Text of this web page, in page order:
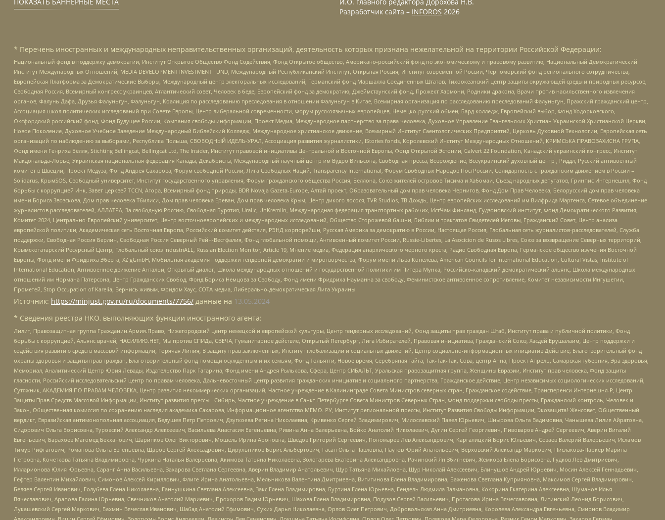
Разработчик сайта – INFOROS 2026
* Перечень иностранных и международных неправительственных организаций, деятельность которых признана нежелательной на территории Российской Федерации:
Национальный фонд в поддержку демократии, Институт Открытое Общество Фонд Содействия, Фонд Открытое общество, Американо-российский фонд по экономическому и правовому развитию, Национальный Демократический
Институт Международных Отношений, MEDIA DEVELOPMENT INVESTMENT FUND, Международный Республиканский Институт, Открытая Россия, Институт современной России, Черноморский фонд регионального сотрудничества,
Европейская Платформа за Демократические Выборы, Международный центр электоральных исследований, Германский фонд Маршалла Соединенных Штатов, Тихоокеанский центр защиты окружающей среды и природных ресурсов,
Свободная Россия, Всемирный конгресс украинцев, Атлантический совет, Человек в беде, Европейский фонд за демократию, Джеймстаунский фонд, Прожект Хармони, Родники дракона, Врачи против насильственного извлечения
органов, Фалунь Дафа, Друзья Фалуньгун, Фалуньгун, Коалиция по расследованию преследования в отношении Фалуньгун в Китае, Всемирная организация по расследованию преследований Фалуньгун, Пражский гражданский центр,
Ассоциация школ политических исследований при Совете Европы, Центр либеральной современности, Форум русскоязычных европейцев, Немецко-русский обмен, Бард колледж, Европейский выбор, Фонд Ходорковского,
Оксфордский российский фонд, Фонд Будущее России, Компания свободы информации, Проект Медиа, Международное партнерство за права человека, Духовное Управление Евангельских Христиан Украинской Христианской Церкви,
Новое Поколение, Духовное Учебное Заведение Международный Библейский Колледж, Международное христианское движение, Всемирный Институт Саентологических Предприятий, Церковь Духовной Технологии, Европейская сеть
организаций по наблюдению за выборами, Республика Польша, СВОБОДНЫЙ ИДЕЛЬ-УРАЛ, Ассоциация развития журналистики, IStories fonds, Королевский Институт Международных Отношений, КРИМСЬКА ПРАВОЗАХИСНА ГРУПА,
Фонд имени Генриха Бёлля, Stichting Bellingcat, Bellingcat Ltd, The Insider, Институт правовой инициативы Центральной и Восточной Европы, Фонд Открытой Эстонии, Calvert 22 Foundation, Канадский украинский конгресс, Институт
Макдональда-Лорье, Украинская национальная федерация Канады, Декабристы, Международный научный центр им Вудро Вильсона, Свободная пресса, Возрождение, Всеукраинский духовный центр , Риддл, Русский антивоенный
комитет в Швеции, Проект Медуза, Фонд Андрея Сахарова, Форум свободной России, Лига Свободных Наций, Transparеncy International, Форум Свободных Народов ПостРоссии, Солидарность с гражданским движением в России –
Solidarus, КрымSOS, Свободный университет, Институт государственного управления, Форум гражданского общества Россия, Беллона, Союз жителей островов Тисима и Хабомаи, Съезд народных депутатов, Гринпис Интернешнл, Фонд
борьбы с коррупцией Инк, Завет церквей TCCN, Агора, Всемирный фонд природы, BDR Novaja Gazeta-Europe, Алтай проект, Образовательный дом прав человека Чернигов, Фонд Дом Прав Человека, Белорусский дом прав человека
имени Бориса Звозскова, Дом прав человека Тбилиси, Дом прав человека Ереван, Дом прав человека Крым, Центр дикого лосося, TVR Studios, ТВ Дождь, Центр европейских исследований им Вилфрида Мартенса, Сетевое объединение
журналистов расследователей, АЛЛАТРА, За свободную Россию, Свободная Бурятия, Uralic, UnKremlin, Международная федерация транспортных рабочих, ИстЧам Финланд, Гудзоновский институт, Фонд Демократического Развития,
Комитет-2024, Центрально-Европейский университет, Центр восточноевропейских и международных исследований, Общество Сторожевой башни, Библии и трактатов Свидетелей Иеговы, Гражданский Совет, Центр анализа
европейской политики, Академическая сеть Восточная Европа, Российский комитет действия, РЭНД корпорейшн, Русская Америка за демократию в России, Настоящая Россия, Глобальная сеть журналистов-расследователей, Служба
поддержки, Свободная Россия Берлин, Свободная Россия Северный Рейн-Вестфалия, Фонд глобальной помощи, Антивоенный комитет России, Russie-Libertes, La Asocicion de Rusos Libres, Союз за возвращение Северных территорий,
Крымскотатарский Ресурсный Центр, Глобальный союз IndustriALL, Russian Election Monitor, Article 19, Мнение медиа, Федерация анархического черного креста, Радио Свободная Европа, Германское общество изучения Восточной
Европы, Фонд имени Фридриха Эберта, XZ gGmbH, Мобильная академия поддержки гендерной демократии и миротворчества, Форум имени Льва Копелева, American Councils for International Education, Cultural Vistas, Institute of
International Education, Антивоенное движение Антальи, Открытый диалог, Школа международных отношений и государственной политики им Питера Мунка, Российско-канадский демократический альянс, Школа международных
отношений им Нормана Патерсона, Центр Гражданских Свобод, Фонд Бориса Немцова за Свободу, Фонд имени Фридриха Науманна за свободу, Феминистское антивоенное сопротивление, Комитет независимости Ингушетии,
Прометей, Stop Occupation of Karelia, Вернись живым, Фридом Хаус, СОТА медиа, Либерально-демократическая Лига Украины
Источник: https://minjust.gov.ru/ru/documents/7756/ данные на 13.05.2024
* Сведения реестра НКО, выполняющих функции иностранного агента:
Лилит, Правозащитная группа Гражданин.Армия.Право, Нижегородский центр немецкой и европейской культуры, Центр гендерных исследований, Фонд защиты прав граждан Штаб, Институт права и публичной политики, Фонд
борьбы с коррупцией, Альянс врачей, НАСИЛИЮ.НЕТ, Мы против СПИДа, СВЕЧА, Гуманитарное действие, Открытый Петербург, Лига Избирателей, Правовая инициатива, Гражданский Союз, Хасдей Ерушалаим, Центр поддержки и
содействия развитию средств массовой информации, Горячая Линия, В защиту прав заключенных, Институт глобализации и социальных движений, Центр социально-информационных инициатив Действие, Благотворительный фонд
охраны здоровья и защиты прав граждан, Благотворительный фонд помощи осужденным и их семьям, Фонд Тольятти, Новое время, Серебряная тайга, Так-Так-Так, Сова, центр Анна, Проект Апрель, Самарская губерния, Эра здоровья,
Мемориал, Аналитический Центр Юрия Левады, Издательство Парк Гагарина, Фонд имени Андрея Рылькова, Сфера, Центр СИБАЛЬТ, Уральская правозащитная группа, Женщины Евразии, Институт прав человека, Фонд защиты
гласности, Российский исследовательский центр по правам человека, Дальневосточный центр развития гражданских инициатив и социального партнерства, Гражданское действие, Центр независимых социологических исследований,
Сутяжник, АКАДЕМИЯ ПО ПРАВАМ ЧЕЛОВЕКА, Центр развития некоммерческих организаций, Частное учреждение в Калининграде Совета Министров северных стран, Гражданское содействие, Трансперенси Интернешнл-Р, Центр
Защиты Прав Средств Массовой Информации, Институт развития прессы - Сибирь, Частное учреждение в Санкт-Петербурге Совета Министров Северных Стран, Фонд поддержки свободы прессы, Гражданский контроль, Человек и
Закон, Общественная комиссия по сохранению наследия академика Сахарова, Информационное агентство МЕМО. РУ, Институт региональной прессы, Институт Развития Свободы Информации, Экозащита!-Женсовет, Общественный
вердикт, Евразийская антимонопольная ассоциация, Бедушев Петр Петрович, Дзугкоева Регина Николаевна, Кривенко Сергей Владимирович, Милославский Павел Юрьевич, Шнырова Ольга Вадимовна, Чанышева Лилия Айратовна,
Сидорович Ольга Борисовна, Туровский Александр Алексеевич, Васильева Анастасия Евгеньевна, Ривина Анна Валерьевна, Бойко Анатолий Николаевич, Дугин Сергей Георгиевич, Пивоваров Андрей Сергеевич, Аверин Виталий
Евгеньевич, Барахоев Магомед Бекханович, Шарипков Олег Викторович, Мошель Ирина Ароновна, Шведов Григорий Сергеевич, Пономарев Лев Александрович, Каргалицкий Борис Юльевич, Созаев Валерий Валерьевич, Исламов
Тимур Рифгатович, Романова Ольга Евгеньевна, Щаров Сергей Алексадрович, Цирульников Борис Альбертович, Гасан Ольга Павловна, Паутов Юрий Анатольевич, Верховский Александр Маркович, Пислакова-Паркер Марина
Петровна, Кочеткова Татьяна Владимировна, Чуркина Наталья Валерьевна, Акимова Татьяна Николаевна, Золотарева Екатерина Александровна, Рачинский Ян Збигневич, Жемкова Елена Борисовна, Гудков Лев Дмитриевич,
Илларионова Юлия Юрьевна, Саранг Анна Васильевна, Захарова Светлана Сергеевна, Аверин Владимир Анатольевич, Щур Татьяна Михайловна, Щур Николай Алексеевич, Блинушов Андрей Юрьевич, Мосин Алексей Геннадьевич,
Гефтер Валентин Михайлович, Симонов Алексей Кириллович, Флиге Ирина Анатольевна, Мельникова Валентина Дмитриевна, Вититинова Елена Владимировна, Баженова Светлана Куприяновна, Максимов Сергей Владимирович,
Беляев Сергей Иванович, Голубева Елена Николаевна, Ганнушкина Светлана Алексеевна, Закс Елена Владимировна, Буртина Елена Юрьевна, Гендель Людмила Залмановна, Кокорина Екатерина Алексеевна, Шуманов Илья
Вячеславович, Арапова Галина Юрьевна, Свечников Анатолий Мариевич, Прохоров Вадим Юрьевич, Шахова Елена Владимировна, Подузов Сергей Васильевич, Протасова Ирина Вячеславовна, Литинский Леонид Борисович,
Лукашевский Сергей Маркович, Бахмин Вячеслав Иванович, Шабад Анатолий Ефимович, Сухих Дарья Николаевна, Орлов Олег Петрович, Добровольская Анна Дмитриевна, Королева Александра Евгеньевна, Смирнов Владимир